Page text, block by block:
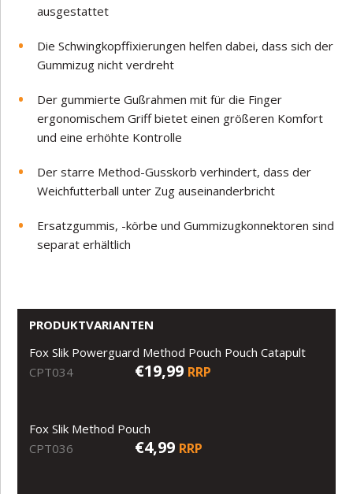
ausgestattet
Die Schwingkopffixierungen helfen dabei, dass sich der
Gummizug nicht verdreht
Der gummierte Gußrahmen mit für die Finger
ergonomischem Griff bietet einen größeren Komfort
und eine erhöhte Kontrolle
Der starre Method-Gusskorb verhindert, dass der
Weichfutterball unter Zug auseinanderbricht
Ersatzgummis, -körbe und Gummizugkonnektoren sind
separat erhältlich
PRODUKTVARIANTEN
Fox Slik Powerguard Method Pouch Pouch Catapult
CPT034
€19,99 RRP
Fox Slik Method Pouch
CPT036
€4,99 RRP